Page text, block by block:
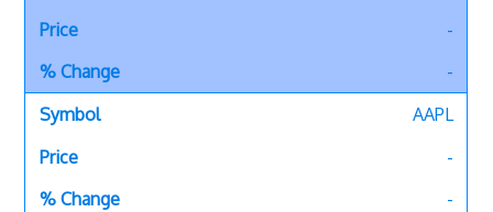
-
-
AAPL
-
-